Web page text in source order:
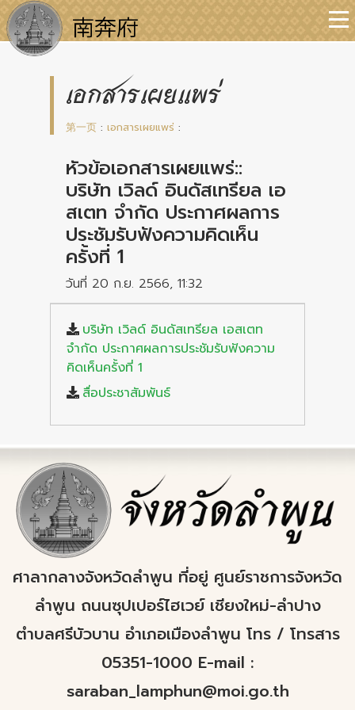
เอกสารเผยแพร่
第一页 : เอกสารเผยแพร่ :
หัวข้อเอกสารเผยแพร่::
บริษัท เวิลด์ อินดัสเทรียล เอ
สเตท จำกัด ประกาศผลการ
ประชัมรับฟังความคิดเห็น
ครั้งที่ 1
วันที่ 20 ก.ย. 2566, 11:32
บริษัท เวิลด์ อินดัสเทรียล เอสเตท
จำกัด ประกาศผลการประชัมรับฟังความ
คิดเห็นครั้งที่ 1
สื่อประชาสัมพันธ์
ศาลากลางจังหวัดลำพูน ที่อยู่ ศูนย์ราชการจังหวัด
ลำพูน ถนนซุปเปอร์ไฮเวย์ เชียงใหม่-ลำปาง
ตำบลศรีบัวบาน อำเภอเมืองลำพูน โทร / โทรสาร
05351-1000 E-mail :
saraban_lamphun@moi.go.th